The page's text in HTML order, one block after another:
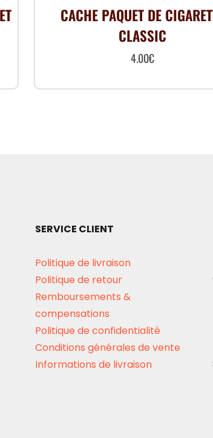
CACHE PAQUET DE
CLASSIC
4.00€
SERVICE CLIENT
Politique de livraison
Politique de retour
Remboursements &
compensations
Politique de confidentialité
Conditions générales de vente
Informations de livraison